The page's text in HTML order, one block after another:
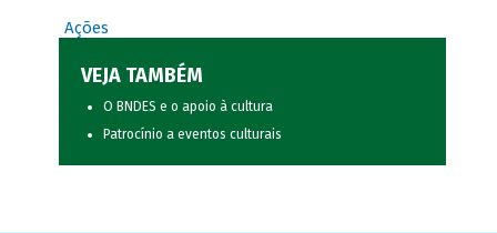
Ações
VEJA TAMBÉM
O BNDES e o apoio à cultura
Patrocínio a eventos culturais